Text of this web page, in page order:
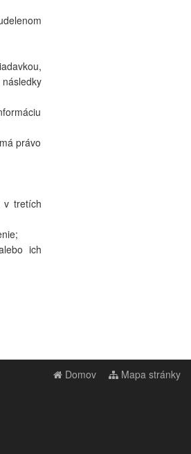
právo
v tretích
ich
Domov Mapa stránky